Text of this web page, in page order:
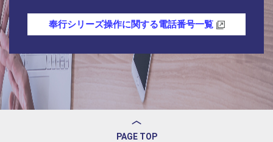
奉行シリーズ操作に関する電話番号一覧
PAGE TOP